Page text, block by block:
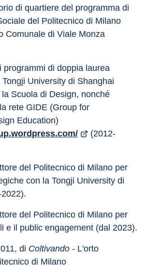
di quartiere del programma di
del Politecnico di Milano
Comunale di Viale Monza
programmi di doppia laurea
Tongji University di Shanghai
Scuola di Design, nonché
rete GIDE (Group for
Education)
(2012-
del Politecnico di Milano per
con la Tongji University di
del Politecnico di Milano per
e il public engagement (dal 2023).
di Coltivando - L'orto
di Milano